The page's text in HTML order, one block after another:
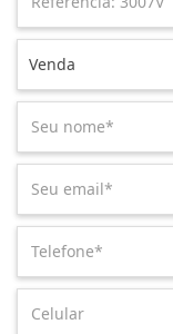
Venda